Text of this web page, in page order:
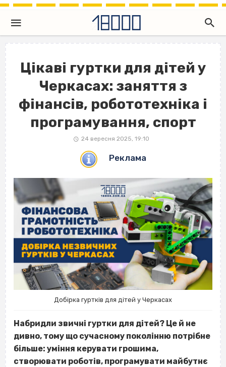
Цікаві гуртки для дітей у
Черкасах: заняття з
фінансів, робототехніка і
програмування, спорт
24 вересня 2025, 19:10
Реклама
Добірка гуртків для дітей у Черкасах
Набридли звичні гуртки для дітей? Це й не
дивно, тому що сучасному поколінню потрібне
більше: уміння керувати грошима,
створювати роботів, програмувати майбутнє